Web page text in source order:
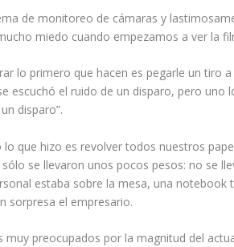
de monitoreo de cámaras y
miedo cuando empezamos a ver la
lo primero que hacen es pegarle un tiro
escuchó el ruido de un disparo, pero uno
disparo”.
lo que hizo es revolver todos nuestros
se llevaron unos pocos pesos: no se
estaba sobre la mesa, una notebook
sorpresa el empresario.
muy preocupados por la magnitud del